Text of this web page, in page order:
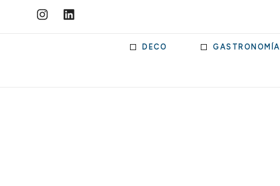
DECO GASTRONOMÍA